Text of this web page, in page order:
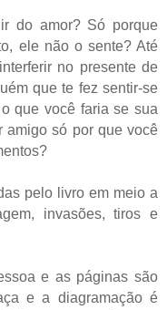
do amor? Só porque
ele não o sente? Até
no presente de
que te fez sentir-se
que você faria se sua
amigo só por que você
pelo livro em meio a
invasões, tiros e
e as páginas são
e a diagramação é